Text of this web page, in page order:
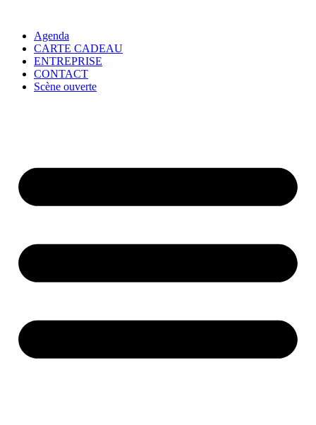
Agenda
CARTE CADEAU
ENTREPRISE
CONTACT
Scène ouverte